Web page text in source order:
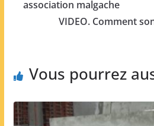
association malgache
VIDEO. Comment
Vous pourrez